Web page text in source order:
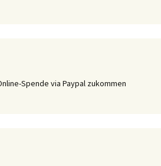
Spende via Paypal zukommen